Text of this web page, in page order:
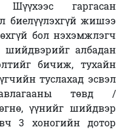
гаргасан
биелүүлэхгүй жишээ
бол нэхэмжлэгч
албадан
бичиж, тухайн
туслахад эсвэл
төвд /
үүнийг шийдвэр
3 хоногийн дотор